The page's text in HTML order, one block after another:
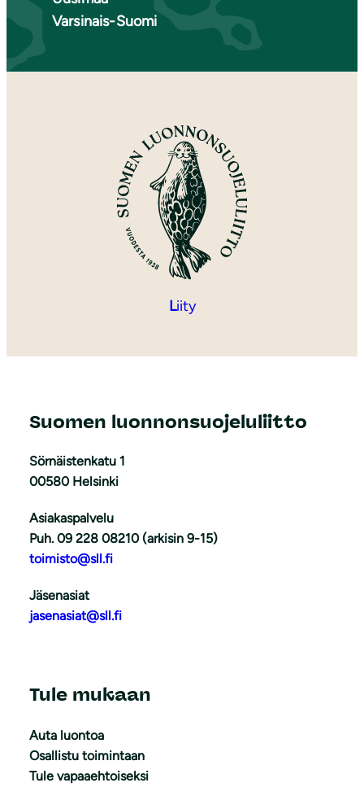
Varsinais-Suomi
Liity
Suomen luonnonsuojeluliitto
Sörnäistenkatu 1
00580 Helsinki
Asiakaspalvelu
Puh. 09 228 08210 (arkisin 9-15)
toimisto@sll.fi
Jäsenasiat
jasenasiat@sll.fi
Tule mukaan
Auta luontoa
Osallistu toimintaan
Tule vapaaehtoiseksi